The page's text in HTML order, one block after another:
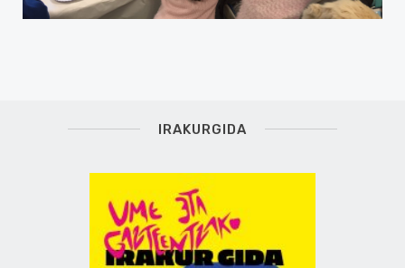
IRAKURGIDA